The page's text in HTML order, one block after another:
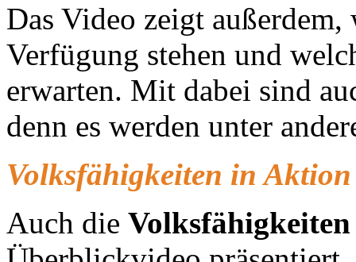
Das Video zeigt
Verfügung stehen und
erwarten. Mit dabei sind
denn es werden unter
Volksfähigkeiten in Aktion
Auch die Volksfähigkeiten